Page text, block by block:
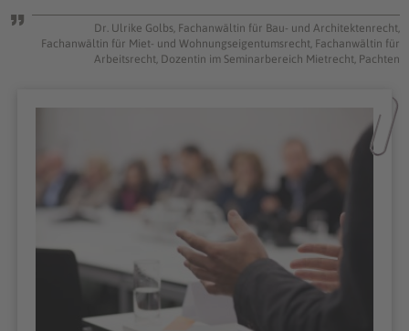
Dr. Ulrike Golbs, Fachanwältin für Bau- und Architektenrecht,
Fachanwältin für Miet- und Wohnungseigentumsrecht, Fachanwältin für
Arbeitsrecht, Dozentin im Seminarbereich Mietrecht, Pachten